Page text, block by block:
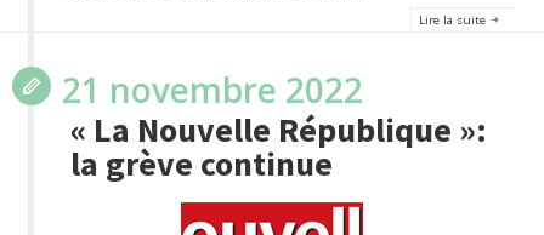
Lire la suite
21 novembre 2022
« La Nouvelle République »:
la grève continue